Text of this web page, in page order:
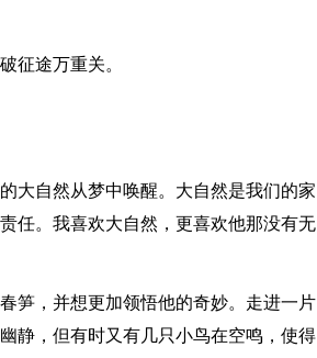
征途万重关。
大自然从梦中唤醒。大自然是我们的家
任。我喜欢大自然，更喜欢他那没有无
笋，并想更加领悟他的奇妙。走进一片
静，但有时又有几只小鸟在空鸣，使得